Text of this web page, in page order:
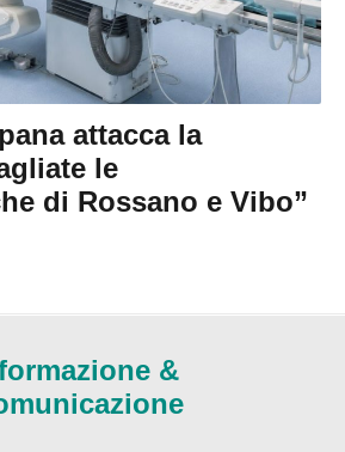
attacca la
le
di Rossano e Vibo”
&